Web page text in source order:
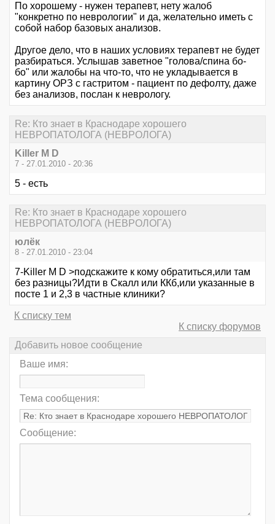
По хорошему - нужен терапевт, нету жалоб
"конкретно по неврологии" и да, желательно иметь с
собой набор базовых анализов.
Другое дело, что в наших условиях терапевт не будет
разбираться. Услышав заветное "голова/спина бо-
бо" или жалобы на что-то, что не укладывается в
картину ОРЗ с гастритом - пациент по дефолту, даже
без анализов, послан к неврологу.
Re: Кто знает в Краснодаре хорошего
НЕВРОПАТОЛОГА (НЕВРОЛОГА)
Killer M D
7 - 27.01.2010 - 20:36
5 - есть
Re: Кто знает в Краснодаре хорошего
НЕВРОПАТОЛОГА (НЕВРОЛОГА)
юлёк
8 - 27.01.2010 - 23:04
7-Killer M D >подскажите к кому обратиться,или там
без разницы?Идти в Скалл или ККб,или указанные в
посте 1 и 2,3 в частные клиники?
К списку тем
К списку форумов
Добавить новое сообщение
Ваше имя:
Тема сообщения:
Сообщение: